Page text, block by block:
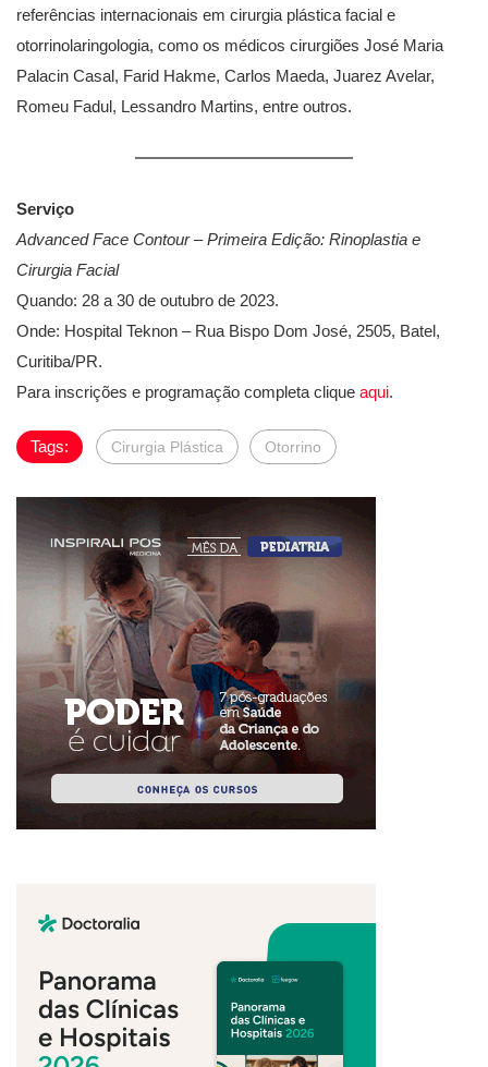
referências internacionais em cirurgia plástica facial e
otorrinolaringologia, como os médicos cirurgiões José Maria
Palacin Casal, Farid Hakme, Carlos Maeda, Juarez Avelar,
Romeu Fadul, Lessandro Martins, entre outros.
Serviço
Advanced Face Contour – Primeira Edição: Rinoplastia e
Cirurgia Facial
Quando: 28 a 30 de outubro de 2023.
Onde: Hospital Teknon – Rua Bispo Dom José, 2505, Batel,
Curitiba/PR.
Para inscrições e programação completa clique aqui.
Tags: Cirurgia Plástica Otorrino